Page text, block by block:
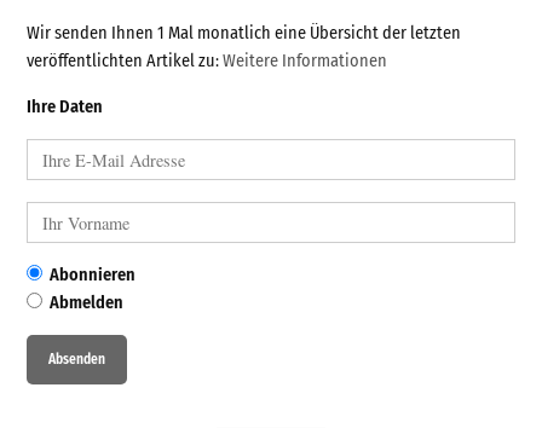
Wir senden Ihnen 1 Mal monatlich eine Übersicht der letzten
veröffentlichten Artikel zu:Weitere Informationen
Ihre Daten
Abonnieren
Abmelden